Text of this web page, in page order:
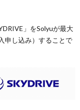
」をSolyuが最大
申し込み）することで